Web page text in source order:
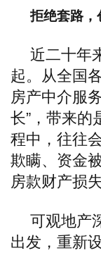
拒绝套路，
近二十年
起。从全国
房产中介服
长”，带来的
程中，往往
欺瞒、资金
房款财产损
可观地产
出发，重新